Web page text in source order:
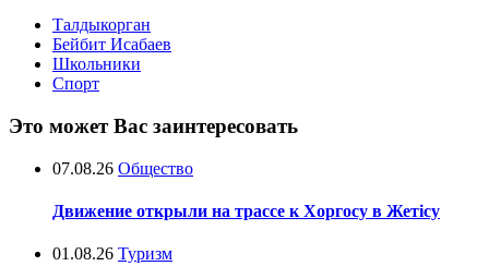
Талдыкорган
Бейбит Исабаев
Школьники
Спорт
Это может Вас заинтересовать
07.08.26 Общество
Движение открыли на трассе к Хоргосу в Жетісу
01.08.26 Туризм